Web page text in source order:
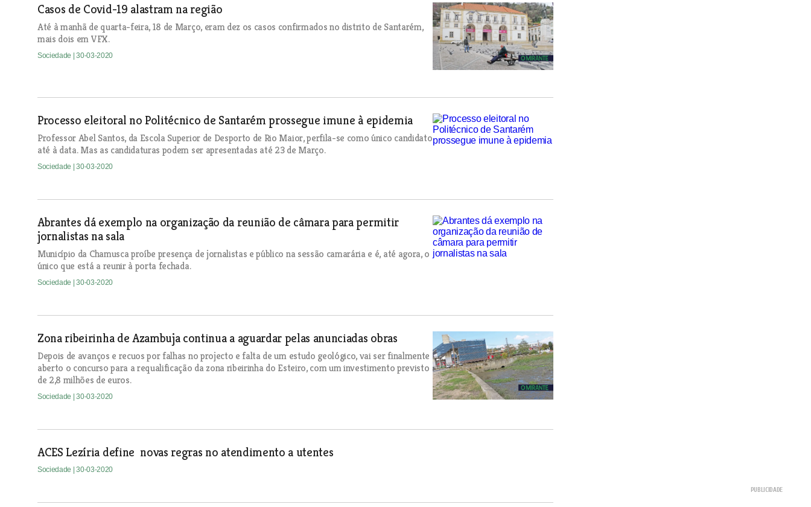
Casos de Covid-19 alastram na região
Até à manhã de quarta-feira, 18 de Março, eram dez os casos confirmados no distrito de Santarém,
mais dois em VFX.
Sociedade | 30-03-2020
Processo eleitoral no Politécnico de Santarém prossegue imune à epidemia
Professor Abel Santos, da Escola Superior de Desporto de Rio Maior, perfila-se como único candidato
até à data. Mas as candidaturas podem ser apresentadas até 23 de Março.
Sociedade | 30-03-2020
Abrantes dá exemplo na organização da reunião de câmara para permitir
jornalistas na sala
Município da Chamusca proíbe presença de jornalistas e público na sessão camarária e é, até agora, o
único que está a reunir à porta fechada.
Sociedade | 30-03-2020
Zona ribeirinha de Azambuja continua a aguardar pelas anunciadas obras
Depois de avanços e recuos por falhas no projecto e falta de um estudo geológico, vai ser finalmente
aberto o concurso para a requalificação da zona ribeirinha do Esteiro, com um investimento previsto
de 2,8 milhões de euros.
Sociedade | 30-03-2020
ACES Lezíria define novas regras no atendimento a utentes
Sociedade | 30-03-2020